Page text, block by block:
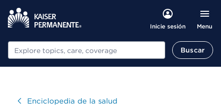
Inicie sesión Menu
Buscar Buscar
Visitar
Enciclopedia de la salud